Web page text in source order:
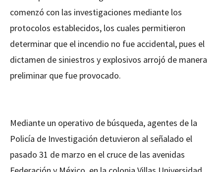
comenzó con las investigaciones mediante los
protocolos establecidos, los cuales permitieron
determinar que el incendio no fue accidental, pues el
dictamen de siniestros y explosivos arrojó de manera
preliminar que fue provocado.
Mediante un operativo de búsqueda, agentes de la
Policía de Investigación detuvieron al señalado el
pasado 31 de marzo en el cruce de las avenidas